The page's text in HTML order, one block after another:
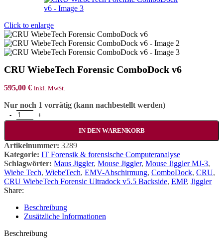
Click to enlarge
CRU WiebeTech Forensic ComboDock v6
595,00 € inkl. MwSt.
Nur noch 1 vorrätig (kann nachbestellt werden)
CRU WiebeTech Forensic ComboDock v6 Menge
IN DEN WARENKORB
Artikelnummer: 3289
Kategorie: IT Forensik & forensische Computeranalyse
Schlagwörter: Maus Jiggler, Mouse Jiggler, Mouse Jiggler MJ-3,
Wiebe Tech, WiebeTech, EMV-Abschirmung, ComboDock, CRU,
CRU WiebeTech Forensic Ultradock v5.5 Backside, EMP, Jiggler
Share:
Beschreibung
Zusätzliche Informationen
Beschreibung